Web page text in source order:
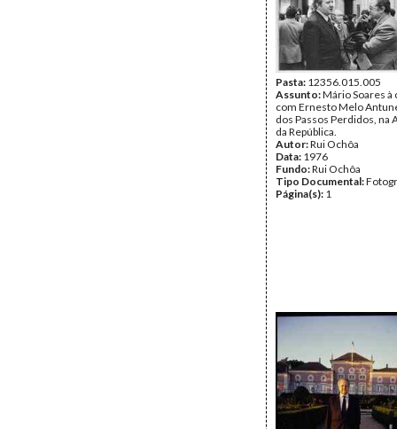
Pasta: 12356.015.005
Assunto:Mário Soares à
com Ernesto Melo
dos Passos Perdidos, na
da República.
Autor:Rui Ochôa
Data: 1976
Fundo:Rui Ochôa
Tipo Documental:
Página(s): 1